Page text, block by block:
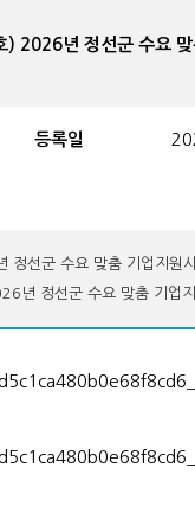
2026년 정선군 수요 맞
등록일
정선군 수요 맞춤 기업지원
년 정선군 수요 맞춤 기업